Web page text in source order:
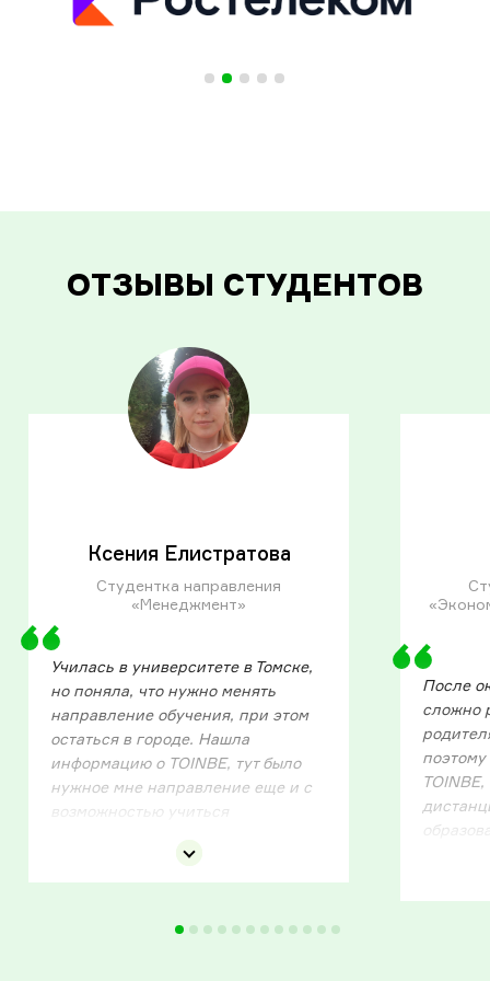
ОТЗЫВЫ СТУДЕНТОВ
Ксения Елистратова
Студентка направления
«Менеджмент»
Училась в университете в Томске,
но поняла, что нужно менять
направление обучения, при этом
остаться в городе. Нашла
информацию о TOINBE, тут было
нужное мне направление еще и с
возможностью учиться
частью выбора, так как на очное
обучение не было времени, а
любое удобное время. Рада, что
После
сложно